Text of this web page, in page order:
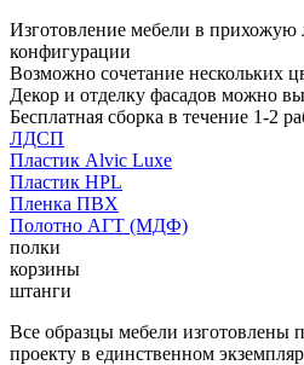
Изготовление мебели в прихожую
конфигурации
Возможно сочетание нескольких
Декор и отделку фасадов можно
Бесплатная сборка в течение 1-2
ЛДСП
Пластик Alvic Luxe
Пластик HPL
Пленка ПВХ
Полотно АГТ (МДФ)
полки
корзины
штанги
Все образцы мебели изготовлены
проекту в единственном